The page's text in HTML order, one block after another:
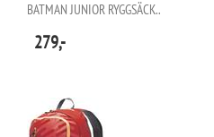
BATMAN JUNIOR RYGGSÄCK..
279,-